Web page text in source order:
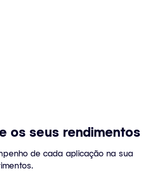
os seus rendimentos
de cada aplicação na sua